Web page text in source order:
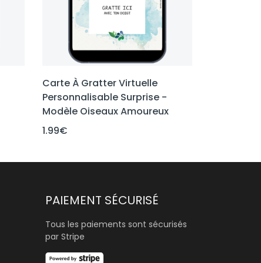
Carte À Gratter Virtuelle
Personnalisable Surprise -
Modèle Oiseaux Amoureux
1.99€
PAIEMENT SÉCURISÉ
Tous les paiements sont sécurisés
par Stripe